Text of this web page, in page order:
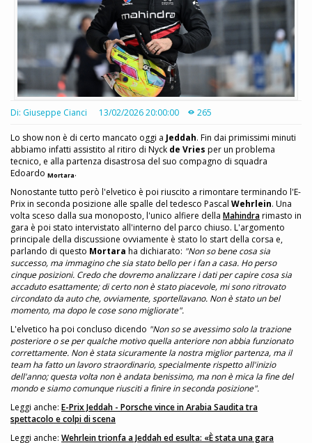
Di: Giuseppe Cianci 13/02/2026 20:00:00 265
Lo show non è di certo mancato oggi a Jeddah. Fin dai primissimi minuti
abbiamo infatti assistito al ritiro di Nyck de Vries per un problema
tecnico, e alla partenza disastrosa del suo compagno di squadra
Edoardo Mortara.
Nonostante tutto però l'elvetico è poi riuscito a rimontare terminando l'E-
Prix in seconda posizione alle spalle del tedesco Pascal Wehrlein. Una
volta sceso dalla sua monoposto, l'unico alfiere della Mahindrarimasto in
gara è poi stato intervistato all'interno del parco chiuso. L'argomento
principale della discussione ovviamente è stato lo start della corsa e,
parlando di questo Mortara ha dichiarato: "Non so bene cosa sia
successo, ma immagino che sia stato bello per i fan a casa. Ho perso
cinque posizioni. Credo che dovremo analizzare i dati per capire cosa sia
accaduto esattamente; di certo non è stato piacevole, mi sono ritrovato
circondato da auto che, ovviamente, sportellavano. Non è stato un bel
momento, ma dopo le cose sono migliorate".
L'elvetico ha poi concluso dicendo "Non so se avessimo solo la trazione
posteriore o se per qualche motivo quella anteriore non abbia funzionato
correttamente. Non è stata sicuramente la nostra miglior partenza, ma il
team ha fatto un lavoro straordinario, specialmente rispetto all'inizio
dell'anno; questa volta non è andata benissimo, ma non è mica la fine del
mondo e siamo comunque riusciti a finire in seconda posizione".
Leggi anche: E-Prix Jeddah - Porsche vince in Arabia Saudita tra
spettacolo e colpi di scena
Leggi anche: Wehrlein trionfa a Jeddah ed esulta: «È stata una gara